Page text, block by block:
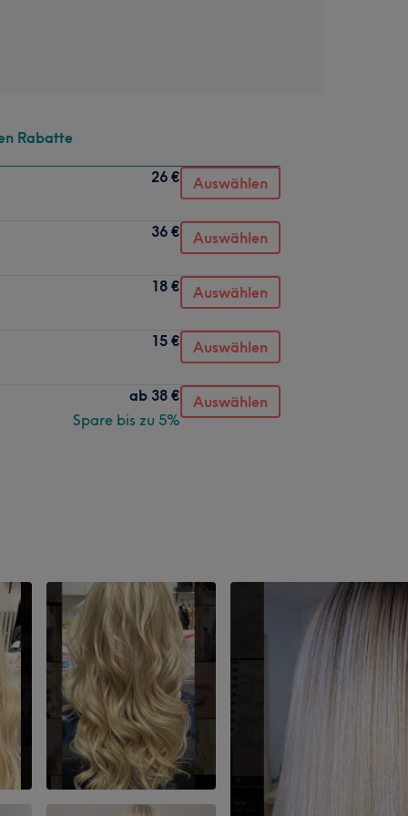
Rabatte
26 € Auswählen
36 € Auswählen
18 € Auswählen
15 € Auswählen
ab 38 €
Spare bis zu 5%
Auswählen